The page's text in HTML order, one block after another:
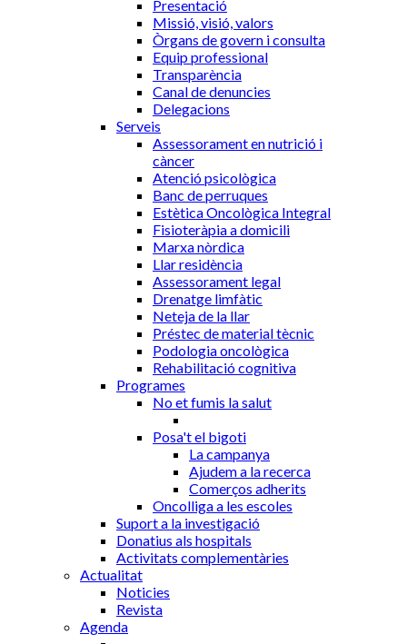
Presentació
Missió, visió, valors
Òrgans de govern i consulta
Equip professional
Transparència
Canal de denuncies
Delegacions
Serveis
Assessorament en nutrició i
càncer
Atenció psicològica
Banc de perruques
Estètica Oncològica Integral
Fisioteràpia a domicili
Marxa nòrdica
Llar residència
Assessorament legal
Drenatge limfàtic
Neteja de la llar
Préstec de material tècnic
Podologia oncològica
Rehabilitació cognitiva
Programes
No et fumis la salut
Posa't el bigoti
La campanya
Ajudem a la recerca
Comerços adherits
Oncolliga a les escoles
Suport a la investigació
Donatius als hospitals
Activitats complementàries
Actualitat
Noticies
Revista
Agenda